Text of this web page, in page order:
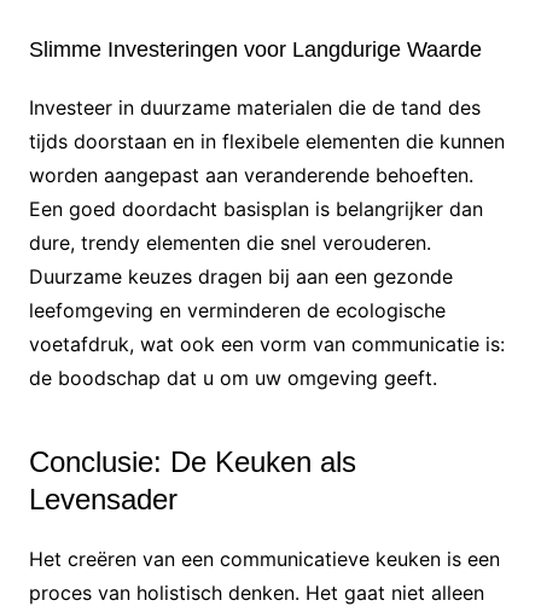
Slimme Investeringen voor Langdurige Waarde
Investeer in duurzame materialen die de tand des
tijds doorstaan en in flexibele elementen die kunnen
worden aangepast aan veranderende behoeften.
Een goed doordacht basisplan is belangrijker dan
dure, trendy elementen die snel verouderen.
Duurzame keuzes dragen bij aan een gezonde
leefomgeving en verminderen de ecologische
voetafdruk, wat ook een vorm van communicatie is:
de boodschap dat u om uw omgeving geeft.
Conclusie: De Keuken als
Levensader
Het creëren van een communicatieve keuken is een
proces van holistisch denken. Het gaat niet alleen